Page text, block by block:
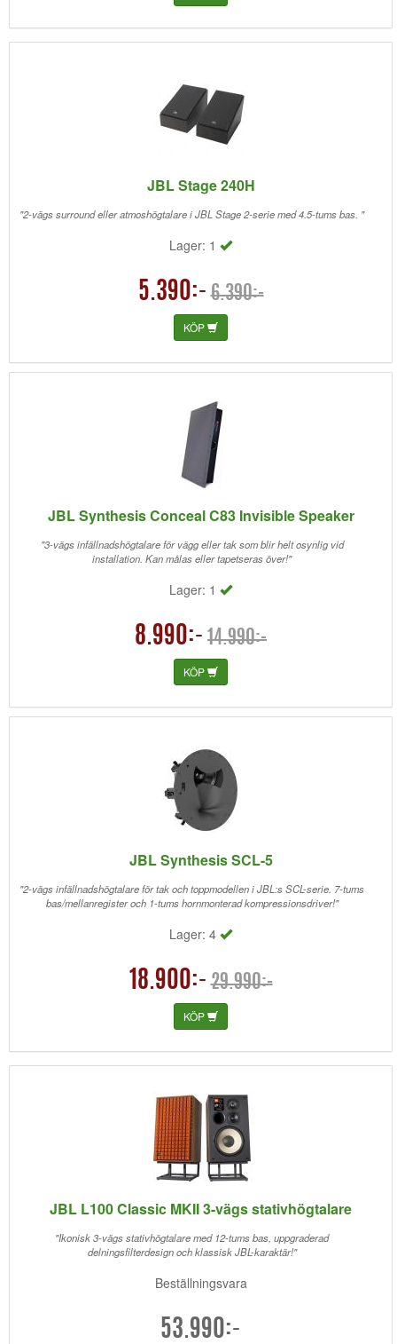
JBL Stage 240H
"2-vägs surround eller atmoshögtalare i JBL Stage 2-serie med 4.5-tums bas. "
Lager: 1
5.390:- 6.390:-
KÖP
JBL Synthesis Conceal C83 Invisible Speaker
"3-vägs infällnadshögtalare för vägg eller tak som blir helt osynlig vid
installation. Kan målas eller tapetseras över!"
Lager: 1
8.990:- 14.990:-
KÖP
JBL Synthesis SCL-5
"2-vägs infällnadshögtalare för tak och toppmodellen i JBL:s SCL-serie. 7-tums
bas/mellanregister och 1-tums hornmonterad kompressionsdriver!"
Lager: 4
18.900:- 29.990:-
KÖP
JBL L100 Classic MKII 3-vägs stativhögtalare
"Ikonisk 3-vägs stativhögtalare med 12-tums bas, uppgraderad
delningsfilterdesign och klassisk JBL-karaktär!"
Beställningsvara
53.990:-